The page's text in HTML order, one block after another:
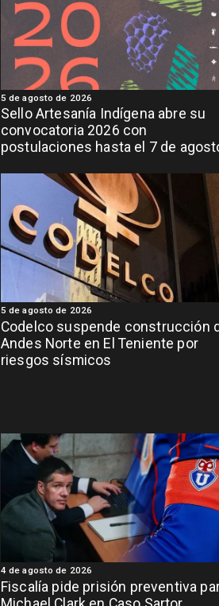
Sello Artesanía Indígena abre su
convocatoria 2026 con
postulaciones hasta el 7 de
5 de agosto de 2026
Codelco suspende construcción
Andes Norte en El Teniente por
riesgos sísmicos
5 de agosto de 2026
Fiscalía pide prisión preventiva
4 de agosto de 2026